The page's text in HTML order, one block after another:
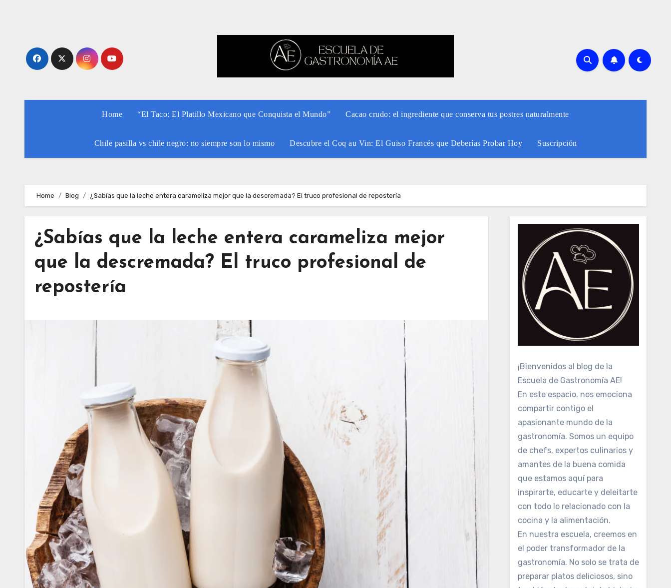
Home “El Taco: El Platillo Mexicano que Conquista el Mundo” Cacao crudo: el ingrediente que conserva tus postres naturalmente
Chile pasilla vs chile negro: no siempre son lo mismo Descubre el Coq au Vin: El Guiso Francés que Deberías Probar Hoy Suscripción
Home Blog ¿Sabías que la leche entera carameliza mejor que la descremada? El truco profesional de repostería
¿Sabías que la leche entera carameliza mejor
que la descremada? El truco profesional de
repostería
¡Bienvenidos al blog de la
Escuela de Gastronomía AE!
En este espacio, nos emociona
compartir contigo el
apasionante mundo de la
gastronomía. Somos un equipo
de chefs, expertos culinarios y
amantes de la buena comida
que estamos aquí para
inspirarte, educarte y deleitarte
con todo lo relacionado con la
cocina y la alimentación.
En nuestra escuela, creemos en
el poder transformador de la
gastronomía. No solo se trata de
preparar platos deliciosos, sino